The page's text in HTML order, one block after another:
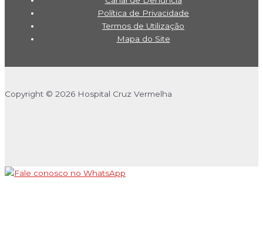
Política de Privacidade
Termos de Utilização
Mapa do Site
Copyright © 2026 Hospital Cruz Vermelha